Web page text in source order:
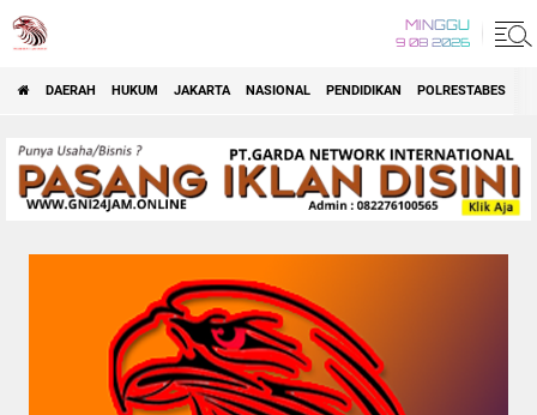
MINGGU
9 08 2026
DAERAH HUKUM JAKARTA NASIONAL PENDIDIKAN POLRESTABES